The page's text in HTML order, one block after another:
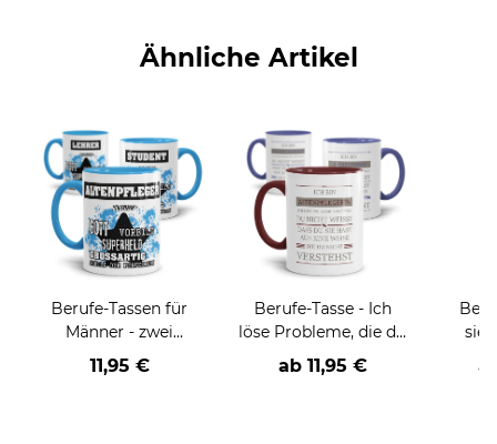
Ähnliche Artikel
Berufe-Tassen für
Männer - zwei
Farbvarianten
11,95 €
Berufe-Tasse - Ich
löse Probleme, die du
nicht verstehst -
verschiedene Berufe
ab 11,95 €